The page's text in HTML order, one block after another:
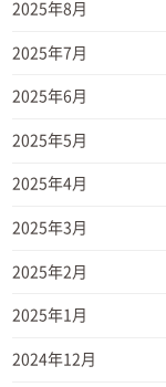
2025年8月
2025年7月
2025年6月
2025年5月
2025年4月
2025年3月
2025年2月
2025年1月
2024年12月